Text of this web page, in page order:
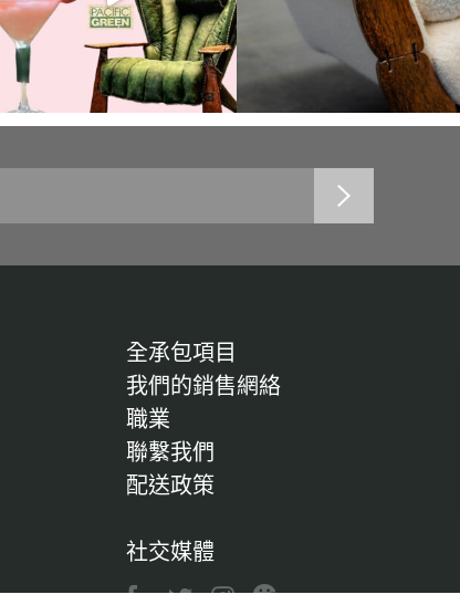
全承包項目
我們的銷售網絡
職業
聯繫我們
配送政策
社交媒體